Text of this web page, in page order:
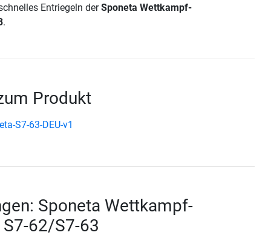
Entriegeln derSponeta Wettkampf-
.
Produkt
S7-63-DEU-v1
Sponeta Wettkampf-
62/S7-63